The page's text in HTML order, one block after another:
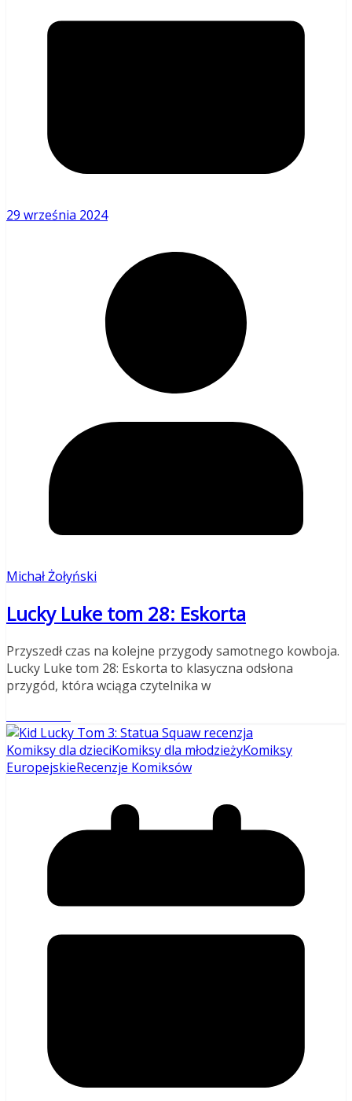
29 września 2024
Michał Żołyński
Lucky Luke tom 28: Eskorta
Przyszedł czas na kolejne przygody samotnego kowboja.
Lucky Luke tom 28: Eskorta to klasyczna odsłona
przygód, która wciąga czytelnika w
Komiksy dla dzieciKomiksy dla młodzieżyKomiksy
EuropejskieRecenzje Komiksów